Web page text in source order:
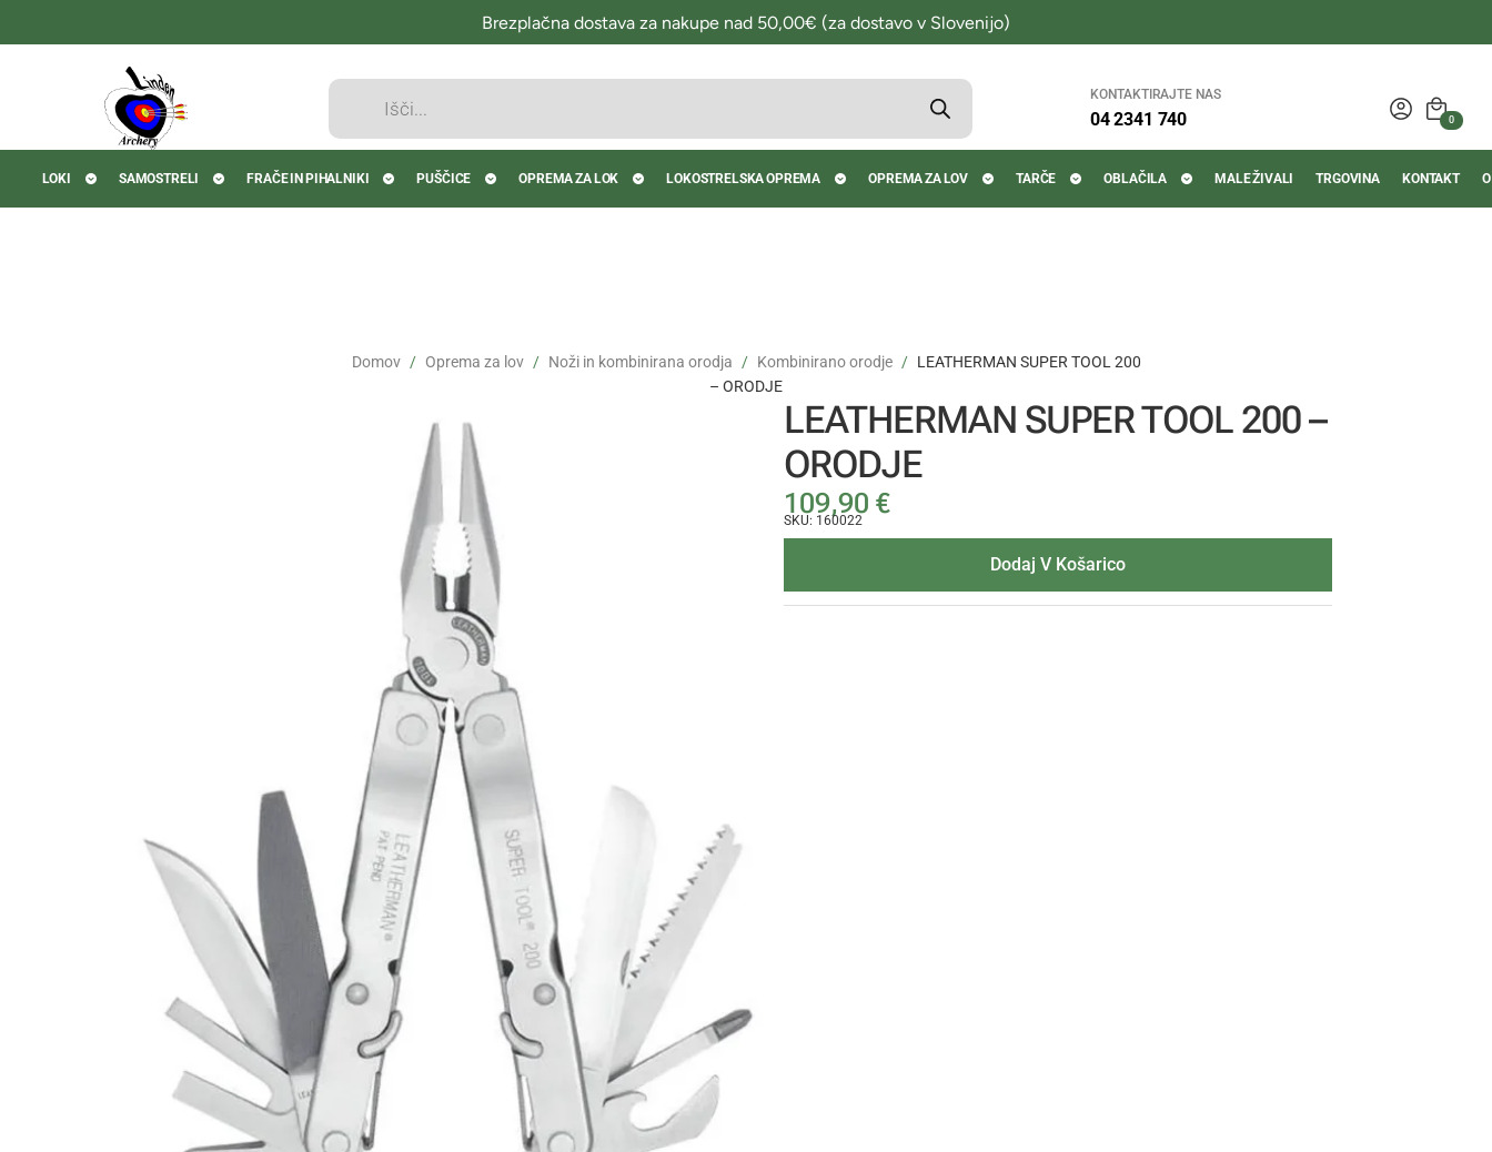
Brezplačna dostava za nakupe nad 50,00€ (za dostavo v Slovenijo)
Products
KONTAKTIRAJTE NAS
04 2341 740 0
LOKI SAMOSTRELI FRAČE IN PIHALNIKI PUŠČICE OPREMA ZA LOK LOKOSTRELSKA OPREMA OPREMA ZA LOV TARČE OBLAČILA MALE ŽIVALI TRGOVINA KONTAKT
Domov Oprema za lov Noži in kombinirana orodja Kombinirano orodje
LEATHERMAN SUPER TOOL 200
– ORODJE
LEATHERMAN SUPER TOOL 200 –
ORODJE
109,90 €
SKU: 160022
Dodaj V Košarico